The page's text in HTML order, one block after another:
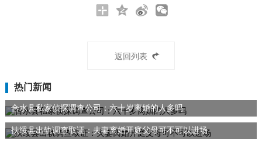
返回列表
热门新闻
合水县私家侦探调查公司：六十岁离婚的人多吗
扶绥县出轨调查取证：夫妻离婚开庭父母可不可以进场